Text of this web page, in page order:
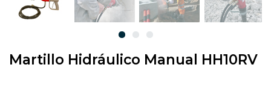
Martillo Hidráulico Manual HH10RV